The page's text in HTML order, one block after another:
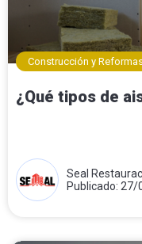
Construcción y
¿Qué tipos de
Seal
Publicado: